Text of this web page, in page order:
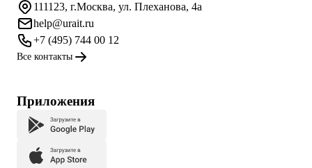
111123, г.Москва, ул. Плеханова, 4а
help@urait.ru
+7 (495) 744 00 12
Все контакты
Приложения